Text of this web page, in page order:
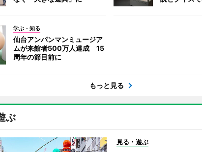
学ぶ・知る
仙台アンパンマンミュージア
ムが来館者500万人達成 15
周年の節目前に
もっと見る
ぶ
見る・遊ぶ